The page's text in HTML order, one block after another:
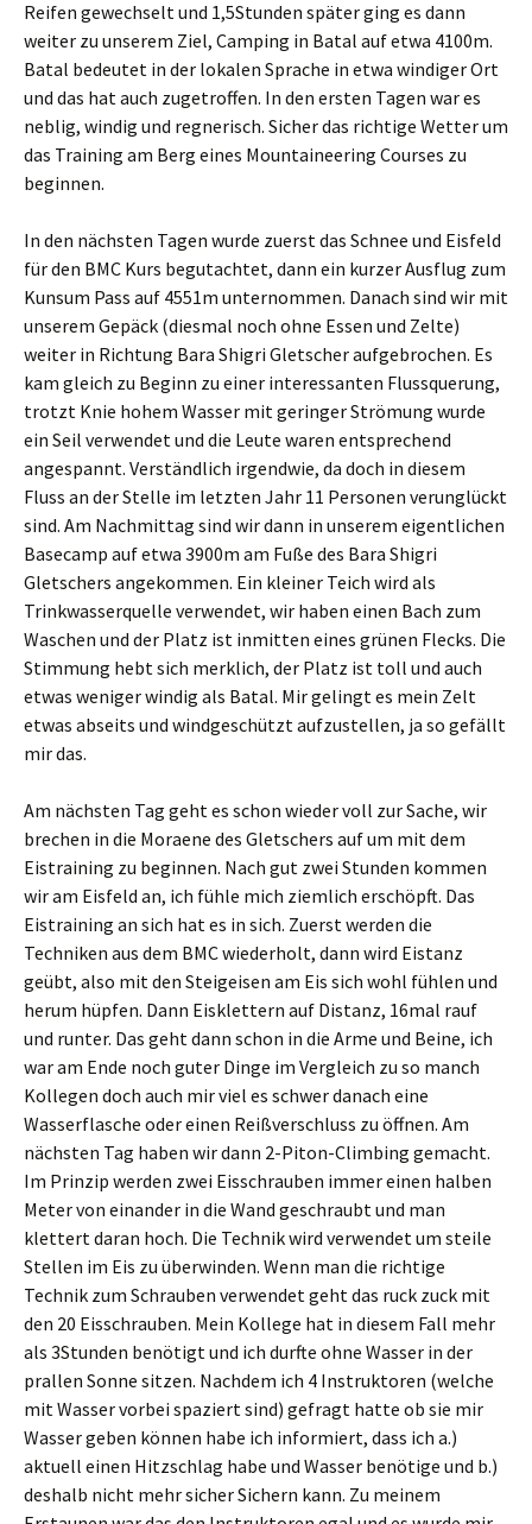
Reifen gewechselt und 1,5Stunden später ging es dann
weiter zu unserem Ziel, Camping in Batal auf etwa 4100m.
Batal bedeutet in der lokalen Sprache in etwa windiger Ort
und das hat auch zugetroffen. In den ersten Tagen war es
neblig, windig und regnerisch. Sicher das richtige Wetter um
das Training am Berg eines Mountaineering Courses zu
beginnen.
In den nächsten Tagen wurde zuerst das Schnee und Eisfeld
für den BMC Kurs begutachtet, dann ein kurzer Ausflug zum
Kunsum Pass auf 4551m unternommen. Danach sind wir mit
unserem Gepäck (diesmal noch ohne Essen und Zelte)
weiter in Richtung Bara Shigri Gletscher aufgebrochen. Es
kam gleich zu Beginn zu einer interessanten Flussquerung,
trotzt Knie hohem Wasser mit geringer Strömung wurde
ein Seil verwendet und die Leute waren entsprechend
angespannt. Verständlich irgendwie, da doch in diesem
Fluss an der Stelle im letzten Jahr 11 Personen verunglückt
sind. Am Nachmittag sind wir dann in unserem eigentlichen
Basecamp auf etwa 3900m am Fuße des Bara Shigri
Gletschers angekommen. Ein kleiner Teich wird als
Trinkwasserquelle verwendet, wir haben einen Bach zum
Waschen und der Platz ist inmitten eines grünen Flecks. Die
Stimmung hebt sich merklich, der Platz ist toll und auch
etwas weniger windig als Batal. Mir gelingt es mein Zelt
etwas abseits und windgeschützt aufzustellen, ja so gefällt
mir das.
Am nächsten Tag geht es schon wieder voll zur Sache, wir
brechen in die Moraene des Gletschers auf um mit dem
Eistraining zu beginnen. Nach gut zwei Stunden kommen
wir am Eisfeld an, ich fühle mich ziemlich erschöpft. Das
Eistraining an sich hat es in sich. Zuerst werden die
Techniken aus dem BMC wiederholt, dann wird Eistanz
geübt, also mit den Steigeisen am Eis sich wohl fühlen und
herum hüpfen. Dann Eisklettern auf Distanz, 16mal rauf
und runter. Das geht dann schon in die Arme und Beine, ich
war am Ende noch guter Dinge im Vergleich zu so manch
Kollegen doch auch mir viel es schwer danach eine
Wasserflasche oder einen Reißverschluss zu öffnen. Am
nächsten Tag haben wir dann 2-Piton-Climbing gemacht.
Im Prinzip werden zwei Eisschrauben immer einen halben
Meter von einander in die Wand geschraubt und man
klettert daran hoch. Die Technik wird verwendet um steile
Stellen im Eis zu überwinden. Wenn man die richtige
Technik zum Schrauben verwendet geht das ruck zuck mit
den 20 Eisschrauben. Mein Kollege hat in diesem Fall mehr
als 3Stunden benötigt und ich durfte ohne Wasser in der
prallen Sonne sitzen. Nachdem ich 4 Instruktoren (welche
mit Wasser vorbei spaziert sind) gefragt hatte ob sie mir
Wasser geben können habe ich informiert, dass ich a.)
aktuell einen Hitzschlag habe und Wasser benötige und b.)
deshalb nicht mehr sicher Sichern kann. Zu meinem